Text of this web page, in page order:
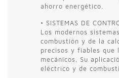
ahorro energético.
• SISTEMAS DE
Los modernos
combustión y de la
precisos y fiables que
mecánicos. Su
eléctrico y de